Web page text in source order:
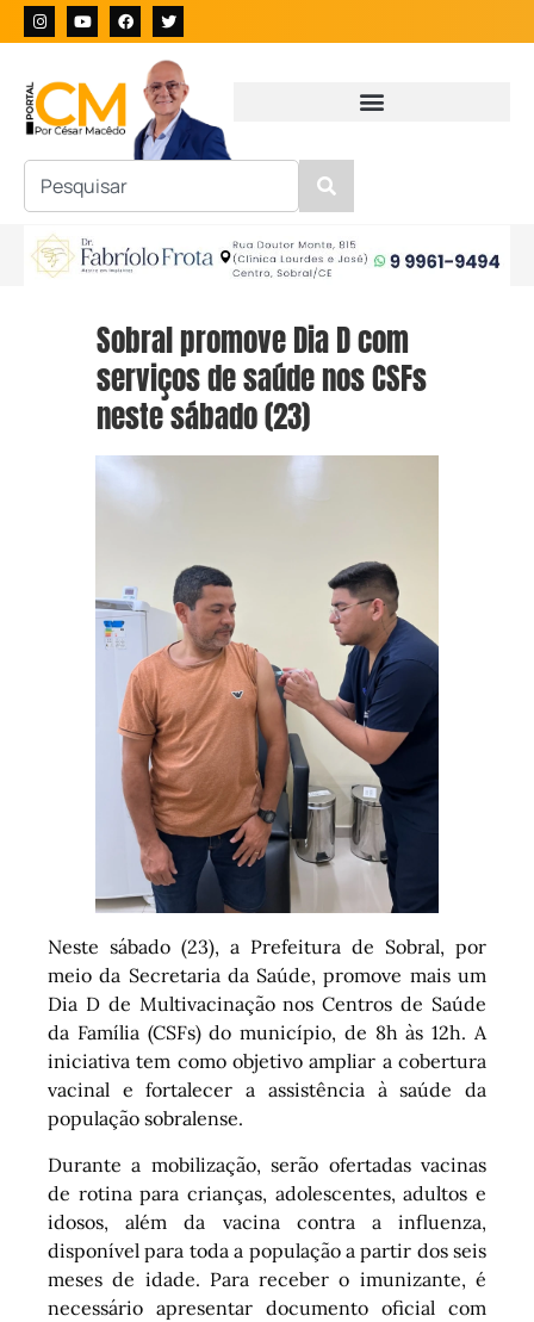
Sobral promove Dia D com
serviços de saúde nos CSFs
neste sábado (23)
Neste sábado (23), a Prefeitura de Sobral, por
meio da Secretaria da Saúde, promove mais um
Dia D de Multivacinação nos Centros de Saúde
da Família (CSFs) do município, de 8h às 12h. A
iniciativa tem como objetivo ampliar a cobertura
vacinal e fortalecer a assistência à saúde da
população sobralense.
Durante a mobilização, serão ofertadas vacinas
de rotina para crianças, adolescentes, adultos e
idosos, além da vacina contra a influenza,
disponível para toda a população a partir dos seis
meses de idade. Para receber o imunizante, é
necessário apresentar documento oficial com